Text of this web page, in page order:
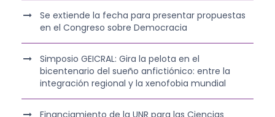
Se extiende la fecha para presentar propuestas
en el Congreso sobre Democracia
Simposio GEICRAL: Gira la pelota en el
bicentenario del sueño anfictiónico: entre la
integración regional y la xenofobia mundial
Financiamiento de la UNR para las Ciencias